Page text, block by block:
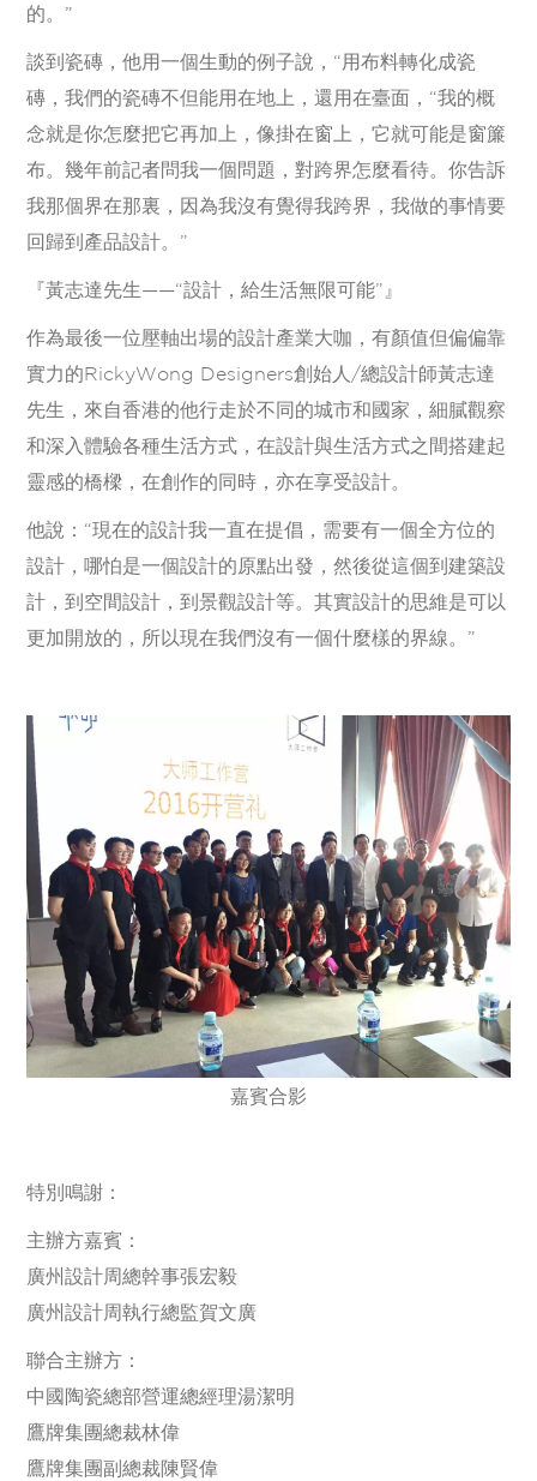
的。”
談到瓷磚，他用一個生動的例子說，“用布料轉化成瓷
磚，我們的瓷磚不但能用在地上，還用在臺面，“我的概
念就是你怎麼把它再加上，像掛在窗上，它就可能是窗簾
布。幾年前記者問我一個問題，對跨界怎麼看待。你告訴
我那個界在那裏，因為我沒有覺得我跨界，我做的事情要
回歸到產品設計。”
『黃志達先生——“設計，給生活無限可能”』
作為最後一位壓軸出場的設計產業大咖，有顏值但偏偏靠
實力的RickyWong Designers創始人/總設計師黃志達
先生，來自香港的他行走於不同的城市和國家，細膩觀察
和深入體驗各種生活方式，在設計與生活方式之間搭建起
靈感的橋樑，在創作的同時，亦在享受設計。
他說：“現在的設計我一直在提倡，需要有一個全方位的
設計，哪怕是一個設計的原點出發，然後從這個到建築設
計，到空間設計，到景觀設計等。其實設計的思維是可以
更加開放的，所以現在我們沒有一個什麼樣的界線。”
嘉賓合影
特別鳴謝：
主辦方嘉賓：
廣州設計周總幹事張宏毅
廣州設計周執行總監賀文廣
聯合主辦方：
中國陶瓷總部營運總經理湯潔明
鷹牌集團總裁林偉
鷹牌集團副總裁陳賢偉